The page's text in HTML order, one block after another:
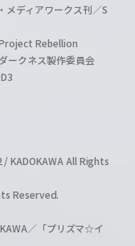
ディアワークス刊／S
Rebellion
ークネス製作委員会
/ KADOKAWA All Rights
Reserved.
／「プリズマ☆イ